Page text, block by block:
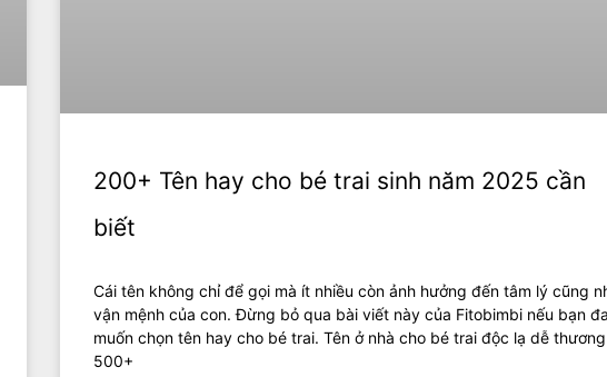
200+ Tên hay cho bé trai sinh năm 2025 cần
biết
Cái tên không chỉ để gọi mà ít nhiều còn ảnh hưởng đến tâm lý cũng
vận mệnh của con. Đừng bỏ qua bài viết này của Fitobimbi nếu bạn
muốn chọn tên hay cho bé trai. Tên ở nhà cho bé trai độc lạ dễ thương
500+